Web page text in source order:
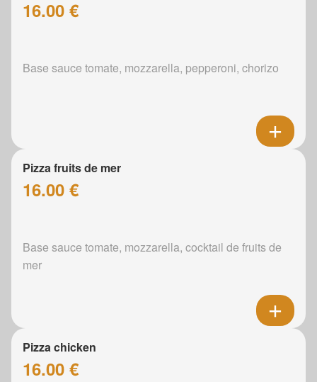
16.00 €
Base sauce tomate, mozzarella, pepperoni, chorizo
Pizza fruits de mer
16.00 €
Base sauce tomate, mozzarella, cocktail de fruits de
mer
Pizza chicken
16.00 €